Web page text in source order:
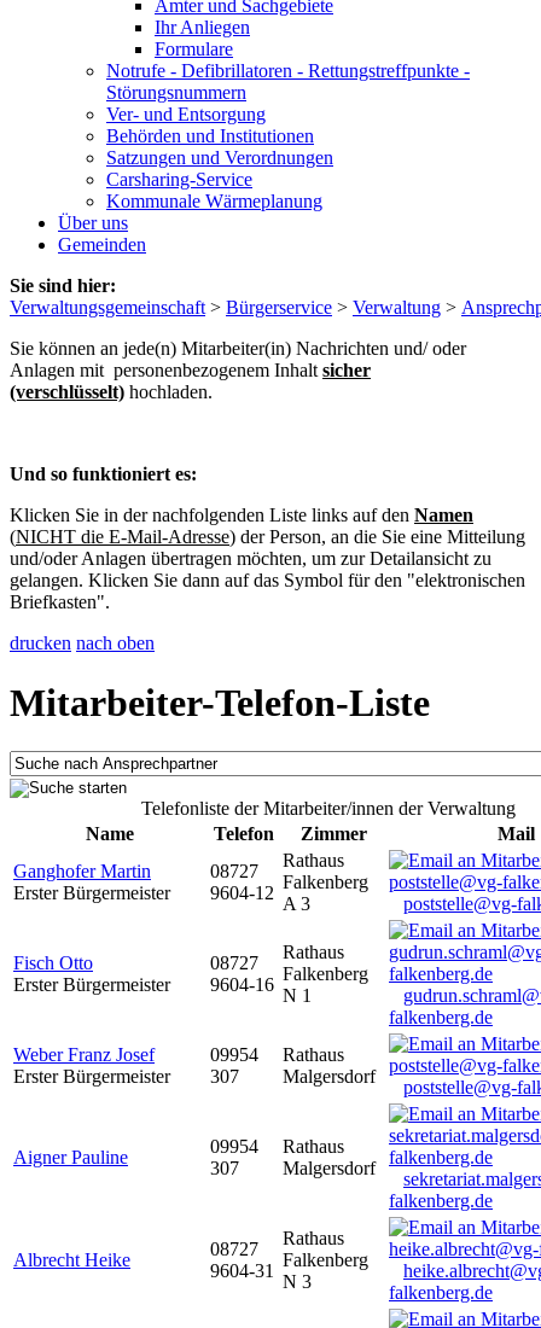
Ämter und Sachgebiete
Ihr Anliegen
Formulare
Notrufe - Defibrillatoren - Rettungstreffpunkte -
Störungsnummern
Ver- und Entsorgung
Behörden und Institutionen
Satzungen und Verordnungen
Carsharing-Service
Kommunale Wärmeplanung
Über uns
Gemeinden
Sie sind hier:
Verwaltungsgemeinschaft > Bürgerservice > Verwaltung >
Sie können an jede(n) Mitarbeiter(in) Nachrichten und/ oder
Anlagen mit personenbezogenem Inhalt sicher
(verschlüsselt) hochladen.
Und so funktioniert es:
Klicken Sie in der nachfolgenden Liste links auf den Namen
(NICHT die E-Mail-Adresse) der Person, an die Sie eine Mitteilung
und/oder Anlagen übertragen möchten, um zur Detailansicht zu
gelangen. Klicken Sie dann auf das Symbol für den "elektronischen
Briefkasten".
drucken nach oben
Mitarbeiter-Telefon-Liste
Telefonliste der Mitarbeiter/innen der Verwaltung
Name
Telefon Zimmer
Mail
Ganghofer Martin
Erster Bürgermeister
08727
9604-12
Rathaus
Falkenberg
A 3
poststelle@vg-
Fisch Otto
Erster Bürgermeister
08727
9604-16
Rathaus
Falkenberg
N 1
falkenberg.de
Weber Franz Josef
Erster Bürgermeister
09954
307
Rathaus
Malgersdorf
poststelle@vg-
Aigner Pauline
09954
307
Rathaus
Malgersdorf
falkenberg.de
Albrecht Heike
08727
9604-31
Rathaus
Falkenberg
N 3
falkenberg.de